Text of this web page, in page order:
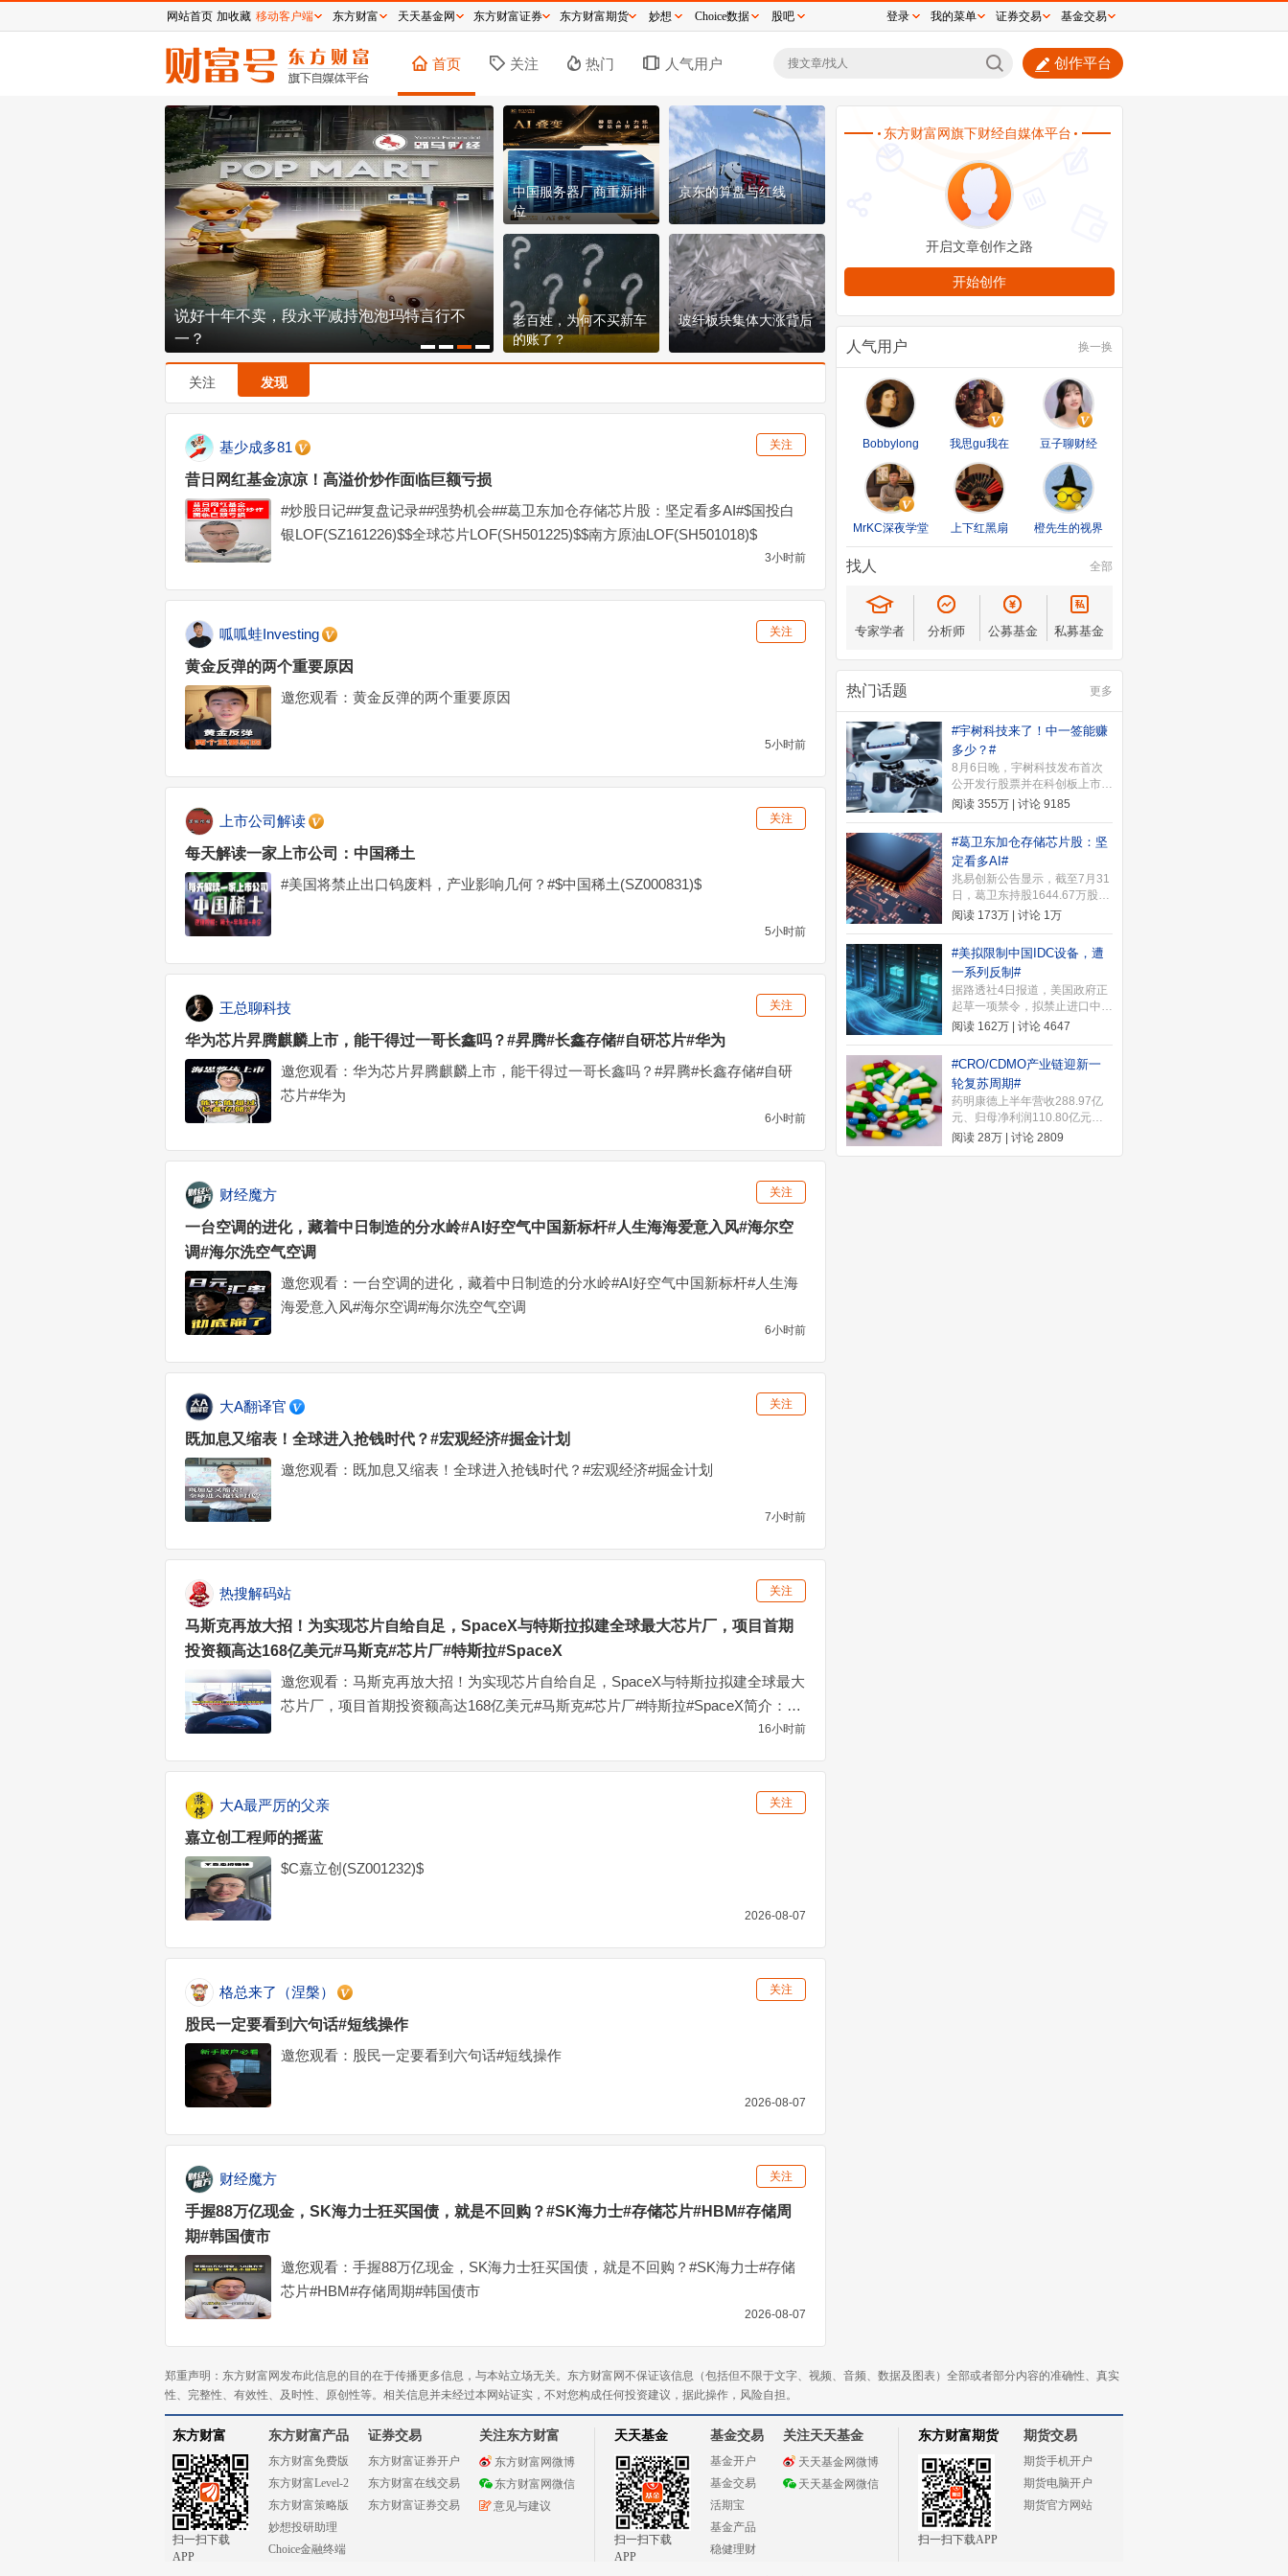
首页 关注 热门 人气用户 创作平台
说好十年不卖，段永平减持泡泡玛特言行不
一？
150.8元！宇树科技发行价定了，609亿市值贵
不贵？
8天7板大牛股，突发公告！交易所：对这些股
票重点监控
中国服务器厂商重新排
位
京东的算盘与红线
老百姓，为何不买新车
的账了？
玻纤板块集体大涨背后
关注 发现
关注
基少成多81
昔日网红基金凉凉！高溢价炒作面临巨额亏损
#炒股日记##复盘记录##强势机会##葛卫东加仓存储芯片股：坚定看多AI#$国投白
银LOF(SZ161226)$$全球芯片LOF(SH501225)$$南方原油LOF(SH501018)$
3小时前
关注
呱呱蛙Investing
黄金反弹的两个重要原因
邀您观看：黄金反弹的两个重要原因
5小时前
关注
上市公司解读
每天解读一家上市公司：中国稀土
#美国将禁止出口钨废料，产业影响几何？#$中国稀土(SZ000831)$
5小时前
关注
王总聊科技
华为芯片昇腾麒麟上市，能干得过一哥长鑫吗？#昇腾#长鑫存储#自研芯片#华为
邀您观看：华为芯片昇腾麒麟上市，能干得过一哥长鑫吗？#昇腾#长鑫存储#自研
芯片#华为
6小时前
关注
财经魔方
一台空调的进化，藏着中日制造的分水岭#AI好空气中国新标杆#人生海海爱意入风#海尔空
调#海尔洗空气空调
邀您观看：一台空调的进化，藏着中日制造的分水岭#AI好空气中国新标杆#人生海
海爱意入风#海尔空调#海尔洗空气空调
6小时前
关注
大A翻译官
既加息又缩表！全球进入抢钱时代？#宏观经济#掘金计划
邀您观看：既加息又缩表！全球进入抢钱时代？#宏观经济#掘金计划
7小时前
关注
热搜解码站
马斯克再放大招！为实现芯片自给自足，SpaceX与特斯拉拟建全球最大芯片厂，项目首期
投资额高达168亿美元#马斯克#芯片厂#特斯拉#SpaceX
邀您观看：马斯克再放大招！为实现芯片自给自足，SpaceX与特斯拉拟建全球最大
芯片厂，项目首期投资额高达168亿美元#马斯克#芯片厂#特斯拉#SpaceX简介：马
斯克再放大招！为实现芯片自给自足，SpaceX与特斯拉拟建全球最大芯片厂，项目
16小时前
关注
大A最严厉的父亲
嘉立创工程师的摇蓝
$C嘉立创(SZ001232)$
2026-08-07
关注
格总来了（涅槃）
股民一定要看到六句话#短线操作
邀您观看：股民一定要看到六句话#短线操作
2026-08-07
关注
财经魔方
手握88万亿现金，SK海力士狂买国债，就是不回购？#SK海力士#存储芯片#HBM#存储周
期#韩国债市
邀您观看：手握88万亿现金，SK海力士狂买国债，就是不回购？#SK海力士#存储
芯片#HBM#存储周期#韩国债市
2026-08-07
人气用户 换一换
Bobbylong 我思gu我在 豆子聊财经
MrKC深夜学堂 上下红黑扇 橙先生的视界
找人 全部
专家学者 分析师 公募基金 私募基金
热门话题 更多
#宇树科技来了！中一签能赚
多少？#
8月6日晚，宇树科技发布首次
公开发行股票并在科创板上市发
行公告。公告显示，本次发行价
格确定后，宇树科技上市时市值
约为609.93亿元。8月10日（周
一）开始打新，希望股友们都能
中签。快来许愿池许下你的愿望
~ 下一个中签的就是你>>
阅读 355万 | 讨论 9185
#葛卫东加仓存储芯片股：坚
定看多AI#
兆易创新公告显示，截至7月31
日，葛卫东持股1644.67万股，
较一季度末增持18.51万股；其
102.67万股。葛卫东近期发文
坚定看多AI，表示"我是相信没
结束的"。
阅读 173万 | 讨论 1万
#美拟限制中国IDC设备，遭
一系列反制#
据路透社4日报道，美国政府正
起草一项禁令，拟禁止进口中国
新型号的数据中心组件，以保护
础设施。2026年8月5日，中国
商务部针对美国联邦通信委员会
（FCC）和美国国土安全部
（DHS）近期采取的一系列涉
华消极措施，宣布实施多项反制
行动。
阅读 162万 | 讨论 4647
#CRO/CDMO产业链迎新一
轮复苏周期#
药明康德上半年营收288.97亿
元、归母净利润110.80亿元首
破百亿，将2026年整体收入指
阅读 28万 | 讨论 2809
郑重声明：东方财富网发布此信息的目的在于传播更多信息，与本站立场无关。东方财富网不保证该信息（包括但不限于文字、视频、音频、数据及图表）全部或者部分内容的准确性、真实
性、完整性、有效性、及时性、原创性等。相关信息并未经过本网站证实，不对您构成任何投资建议，据此操作，风险自担。
东方财富
扫一扫下载
APP
东方财富产品
东方财富免费版
东方财富Level-2
东方财富策略版
妙想投研助理
Choice金融终端
证券交易
东方财富证券开户
东方财富在线交易
东方财富证券交易
关注东方财富
东方财富网微博
东方财富网微信
意见与建议
天天基金
扫一扫下载
APP
基金交易
基金开户
基金交易
活期宝
基金产品
稳健理财
关注天天基金
天天基金网微博
天天基金网微信
东方财富期货
扫一扫下载APP
期货交易
期货手机开户
期货电脑开户
期货官方网站
网站首页 加收藏 移动客户端 东方财富 天天基金网 东方财富证券 东方财富期货 妙想 Choice数据 股吧 登录 我的菜单 证券交易 基金交易